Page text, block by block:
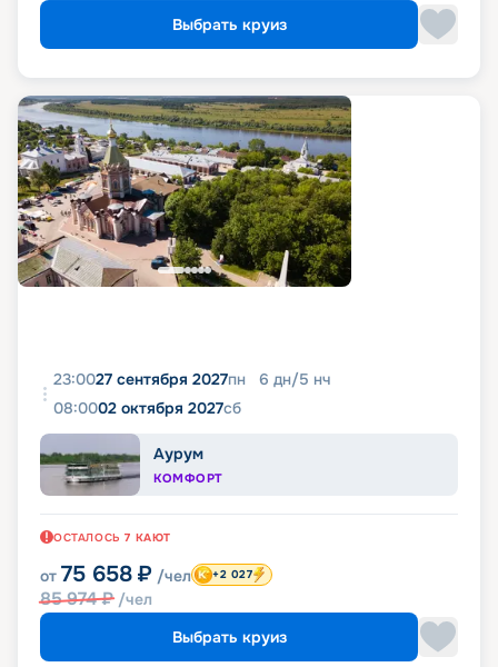
Выбрать круиз
23:0027 сентября 2027пн 6 дн/5 нч
08:0002 октября 2027сб
Аурум
КОМФОРТ
ОСТАЛОСЬ 7 КАЮТ
от 75 658 ₽ /чел
85 974₽ /чел
+2 027
Выбрать круиз